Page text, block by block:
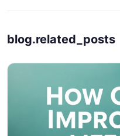
blog.related_posts